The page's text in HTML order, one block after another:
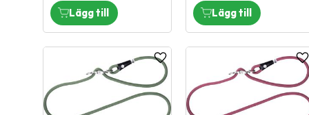
Lägg till i favoriter